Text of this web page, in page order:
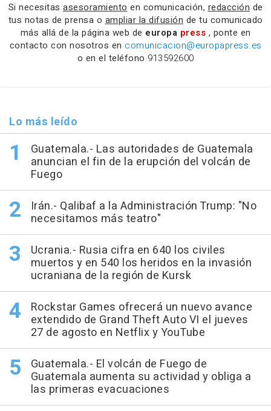
Si necesitas asesoramiento en comunicación, redacción de
tus notas de prensa o ampliar la difusión de tu comunicado
más allá de la página web de europa press , ponte en
contacto con nosotros en comunicacion@europapress.es
o en el teléfono 913592600
Lo más leído
Guatemala.- Las autoridades de Guatemala
anuncian el fin de la erupción del volcán de
Fuego
Irán.- Qalibaf a la Administración Trump: "No
necesitamos más teatro"
Ucrania.- Rusia cifra en 640 los civiles
muertos y en 540 los heridos en la invasión
ucraniana de la región de Kursk
Rockstar Games ofrecerá un nuevo avance
extendido de Grand Theft Auto VI el jueves
27 de agosto en Netflix y YouTube
Guatemala.- El volcán de Fuego de
Guatemala aumenta su actividad y obliga a
las primeras evacuaciones